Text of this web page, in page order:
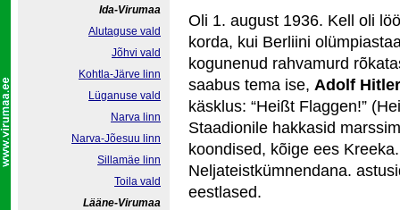
Oli 1. august 1936. Kell oli
korda, kui Berliini
kogunenud rahvamurd
saabus tema ise, Adolf Hitler
käsklus: “Heißt Flaggen!”
Staadionile hakkasid
koondised, kõige ees Kreeka.
Neljateistkümnendana.
eestlased.
Ida-Virumaa
Alutaguse vald
Jõhvi vald
Kohtla-Järve linn
Lüganuse vald
Narva linn
Narva-Jõesuu linn
Sillamäe linn
Toila vald
Lääne-Virumaa